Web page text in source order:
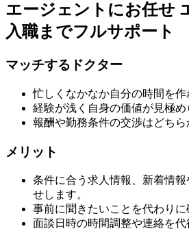
エージェントにお任せ
入職までフルサポート
マッチするドクター
忙しくなかなか自分の時間を作
経験が浅く自身の価値が見極
報酬や勤務条件の交渉はどち
メリット
条件に合う求人情報、新着情
せします。
事前に聞きたいことを代わりに
面談日時の時間調整や連絡を代